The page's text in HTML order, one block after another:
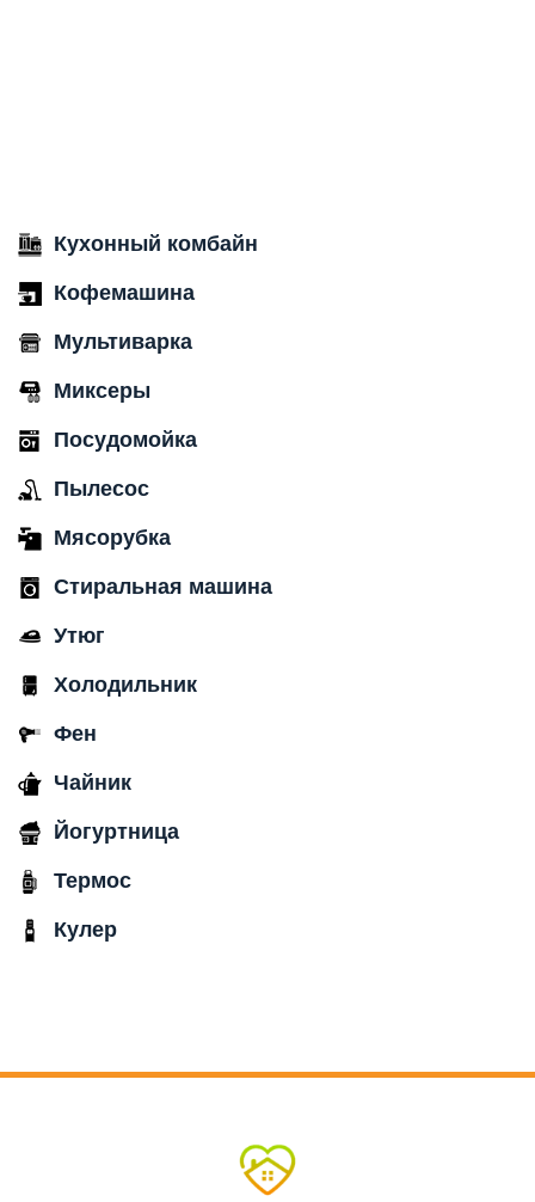
Кухонный комбайн
Кофемашина
Мультиварка
Миксеры
Посудомойка
Пылесос
Мясорубка
Стиральная машина
Утюг
Холодильник
Фен
Чайник
Йогуртница
Термос
Кулер